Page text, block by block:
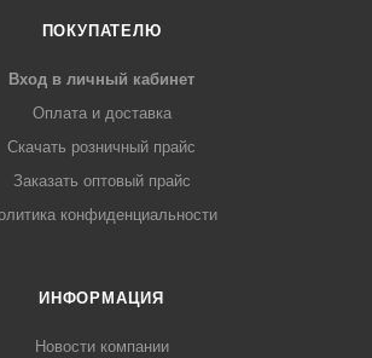
ПОКУПАТЕЛЮ
Вход в личный кабинет
Оплата и доставка
Скачать розничный прайс
Заказать оптовый прайс
конфиденциальности
ИНФОРМАЦИЯ
Новости компании